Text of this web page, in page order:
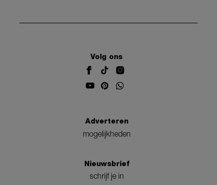
Volg ons
Adverteren
mogelijkheden
Nieuwsbrief
schrijf je in